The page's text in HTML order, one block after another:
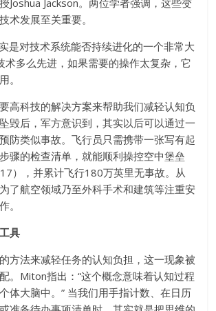
术发展至关重要。
是对技术系统能否持续进化的一个非常大
术多么先进，如果需要的操作太复杂，它
。
高科技的解决方案来帮助我们减轻认知负
毁后，军方意识到，其实以后可以通过一
防类似事故。飞行员只需携带一张写有起
骤的检查清单，就能顺利操控空中堡垒
17），并累计飞行180万英里无事故。从
了航空领域乃至外科手术和建筑等注重安
。
具
方法来减轻任务的认知负担，这一现象被
。Miton指出：“这个概念意味着认知过程
体大脑中。” 当我们用手指计数、在日历